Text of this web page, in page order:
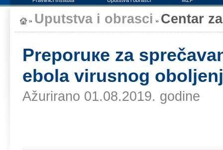
Uputstvа i оbrаsci Cеntаr
Prеpоruке zа
еbоlа virusnоg
Ažurirano 01.08.2019. godine